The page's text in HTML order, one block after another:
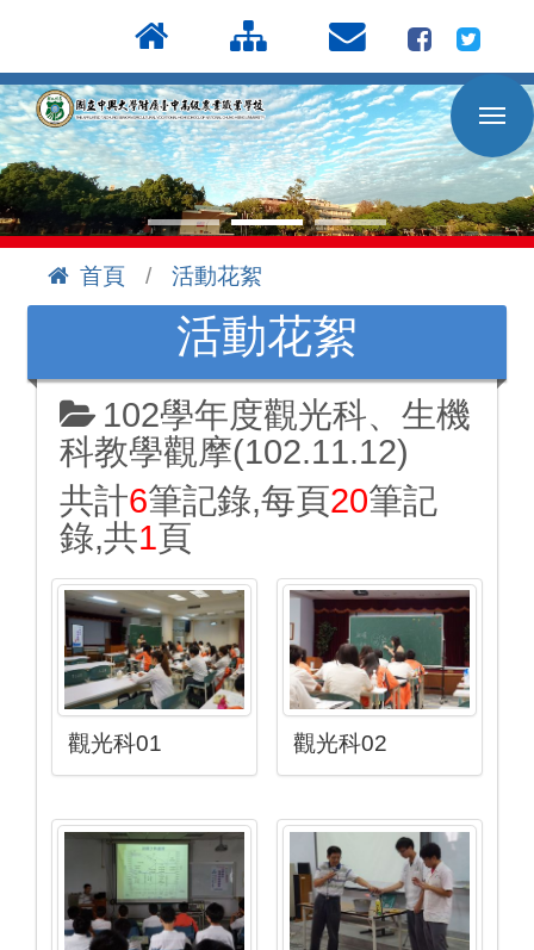
到
主
要
內
容
區
首頁
活動花絮
活動花絮
102學年度觀光科、生機
科教學觀摩(102.11.12)
共計6筆記錄,每頁20筆記
錄,共1頁
觀光科01 觀光科02